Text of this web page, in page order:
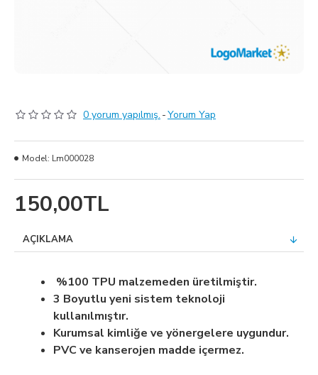
0 yorum yapılmış. -Yorum Yap
150,00TL
Model: Lm000028
AÇIKLAMA
%100 TPU malzemeden üretilmiştir.
3 Boyutlu yeni sistem teknoloji
kullanılmıştır.
Kurumsal kimliğe ve yönergelere uygundur.
PVC ve kanserojen madde içermez.